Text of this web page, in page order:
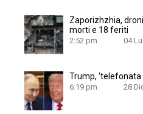
Zaporizhzhia,
morti e 18 feriti
2:52 pm 04
Trump,
6:19 pm 28